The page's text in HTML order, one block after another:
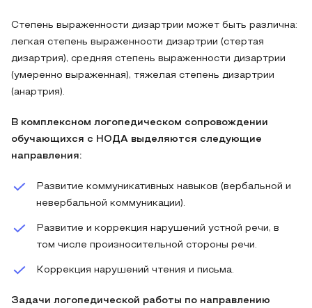
Степень выраженности дизартрии может быть различна:
легкая степень выраженности дизартрии (стертая
дизартрия), средняя степень выраженности дизартрии
(умеренно выраженная), тяжелая степень дизартрии
(анартрия).
В комплексном логопедическом сопровождении
обучающихся с НОДА выделяются следующие
направления:
Развитие коммуникативных навыков (вербальной и
невербальной коммуникации).
Развитие и коррекция нарушений устной речи, в
том числе произносительной стороны речи.
Коррекция нарушений чтения и письма.
Задачи логопедической работы по направлению